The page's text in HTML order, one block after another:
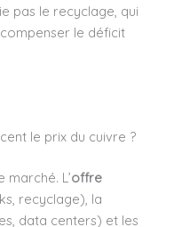
pas le recyclage, qui
le déficit
le prix du cuivre ?
L’offre
recyclage), la
data centers) et les